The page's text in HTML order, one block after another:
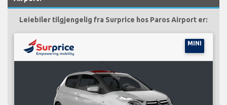
Leiebiler tilgjengelig fra Surprice hos Paros Airport er:
MINI